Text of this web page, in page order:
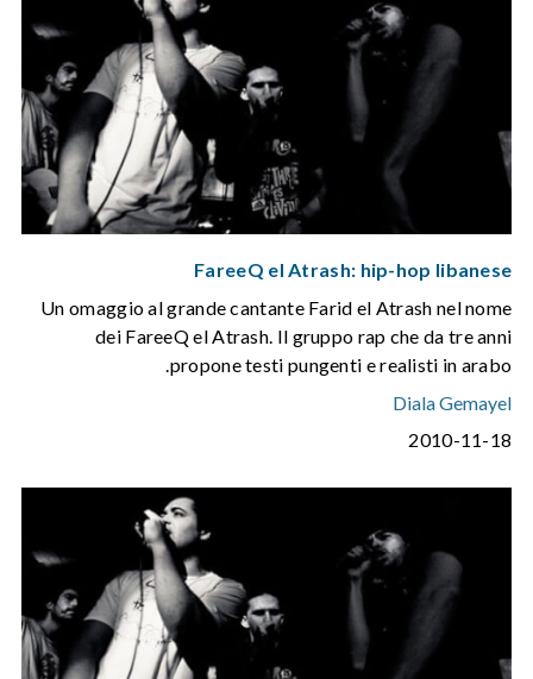
FareeQ el Atrash: hip-hop libanese
Un omaggio al grande cantante Farid el Atrash nel nome
dei FareeQ el Atrash. Il gruppo rap che da tre anni
propone testi pungenti e realisti in arabo.
Diala Gemayel
2010-11-18